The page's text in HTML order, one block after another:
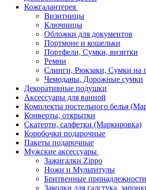
Кожгалантерея
Визитницы
Ключницы
Обложки для документов
Портмоне и кошельки
Портфели, Сумки, визитки
Ремни
Слинги, Рюкзаки, Сумки на
Чемоданы, Дорожные сумки
Декоративные подушки
Аксессуары для ванной
Комплекты постельного белья
Конверты, открытки
Скатерти, салфетки (Маркировка)
Коробочки подарочные
Пакеты подарочные
Мужские аксессуары
Зажигалки Zippo
Ножи и Мультитулы
Бритвенные принадлежности
Заколки для галстука,